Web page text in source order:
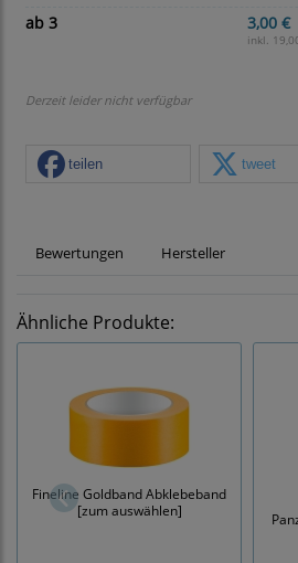
ab 3 3,00 €
inkl.
Derzeit leider nicht verfügbar
teilen tweet
Bewertungen Hersteller
Ähnliche Produkte:
Fineline Goldband Abklebeband
[zum auswählen]